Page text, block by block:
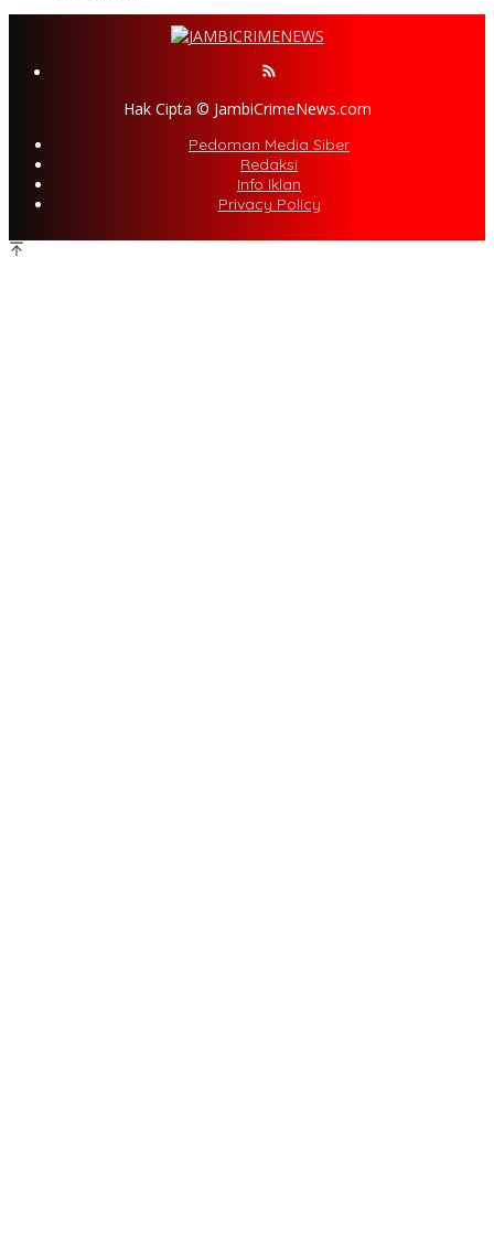
Hak Cipta © JambiCrimeNews.com
Pedoman Media Siber
Redaksi
Info Iklan
Privacy Policy